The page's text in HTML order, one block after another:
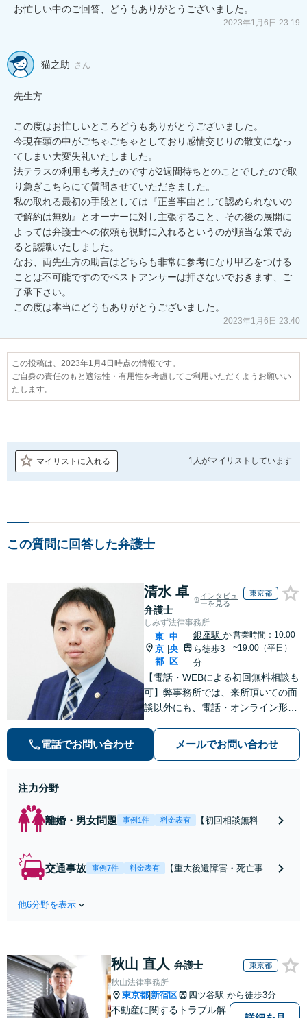
お忙しい中のご回答、どうもありがとうございました。
2023年1月6日 23:19
猫之助 さん
先生方
この度はお忙しいところどうもありがとうございました。
今現在頭の中がごちゃごちゃとしており感情交じりの散文になっ
てしまい大変失礼いたしました。
法テラスの利用も考えたのですが2週間待ちとのことでしたので取
り急ぎこちらにて質問させていただきました。
私の取れる最初の手段としては『正当事由として認められないの
で解約は無効』とオーナーに対し主張すること、その後の展開に
よっては弁護士への依頼も視野に入れるというのが順当な策であ
ると認識いたしました。
なお、両先生方の助言はどちらも非常に参考になり甲乙をつける
ことは不可能ですのでベストアンサーは押さないでおきます、ご
了承下さい。
この度は本当にどうもありがとうございました。
2023年1月6日 23:40
この投稿は、2023年1月4日時点の情報です。
ご自身の責任のもと適法性・有用性を考慮してご利用いただくようお願いい
たします。
マイリストに入れる 1人がマイリストしています
この質問に回答した弁護士
清水 卓
弁護士
インタビュ
ーを見る
東京都
しみず法律事務所
東
京
都
|
中
央
区
銀座駅 か
ら徒歩3
分
営業時間：10:00
~19:00（平日）
【電話・WEBによる初回無料相談も
可】弊事務所では、来所頂いての面
談以外にも、電話・オンライン形式
弁護士にご相談頂くことで、今のご
不安が和らぐとともに、問題解決の
電話でお問い合わせ メールでお問い合わせ
注力分野
離婚・男女問題 事例1件 料金表有
【初回相談無料】
条件で離婚ができ
績あり」子の引渡
し・認知・親子関
もご相談下さい
【子連れ相談可】
交通事故 事例7件 料金表有
【重大後遺障害・死亡事案
談無料】【電話・オンライ
応・納得できる解決を」
「刑事裁判のニーズにも対
応」【休日・夜間相談可】
他6分野を表示
秋山 直人 弁護士 東京都
秋山法律事務所
東京都 新宿区 四ツ谷駅 から徒歩3分
不動産に関するトラブル解